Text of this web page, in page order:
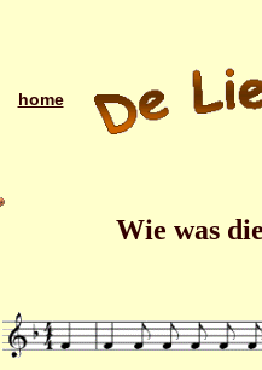
home
Wie was